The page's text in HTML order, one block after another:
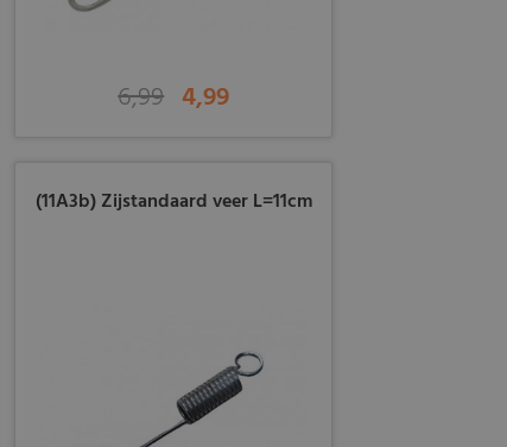
6,99 4,99
(11A3b) Zijstandaard veer L=11cm